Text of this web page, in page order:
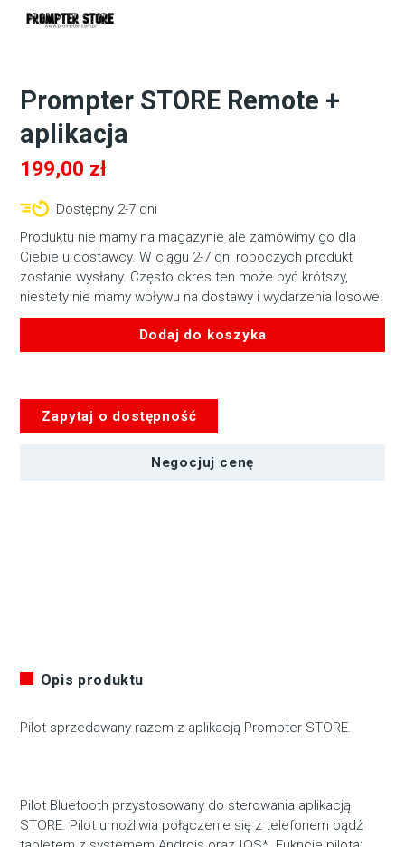
Prompter STORE Remote +
aplikacja
199,00 zł
Dostępny 2-7 dni
Produktu nie mamy na magazynie ale zamówimy go dla
Ciebie u dostawcy. W ciągu 2-7 dni roboczych produkt
zostanie wysłany. Często okres ten może być krótszy,
niestety nie mamy wpływu na dostawy i wydarzenia losowe.
Dodaj do koszyka
STORE
Remote
Zapytaj o dostępność
Negocjuj cenę
Opis produktu
Pilot sprzedawany razem z aplikacją Prompter STORE.
Pilot Bluetooth przystosowany do sterowania aplikacją
STORE. Pilot umożliwia połączenie się z telefonem bądź